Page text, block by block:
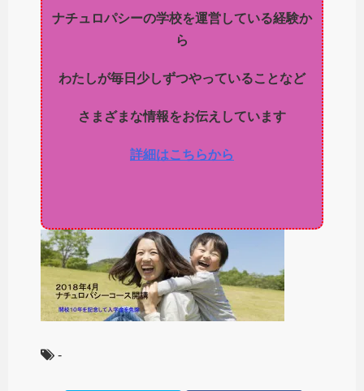
ナチュロパシーの学校を運営している経験か
ら
わたしが毎日少しずつやっていることなど
さまざまな情報をお伝えしています
詳細はこちらから
-